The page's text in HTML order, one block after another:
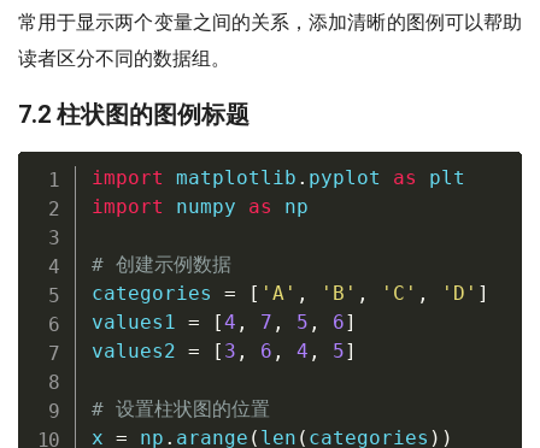
常用于显示两个变量之间的关系，添加清晰的图例可以帮助
读者区分不同的数据组。
7.2 柱状图的图例标题
import matplotlib . pyplot as
import numpy as np
# 创建示例数据
categories = [ 'A' , 'B' , 'C' , 'D' ]
values1 = [4 , 7 , 5 , 6]
values2 = [ 3 , 6 , 4 , 5]
# 设置柱状图的位置
x = np . arange ( len ( categories ) )